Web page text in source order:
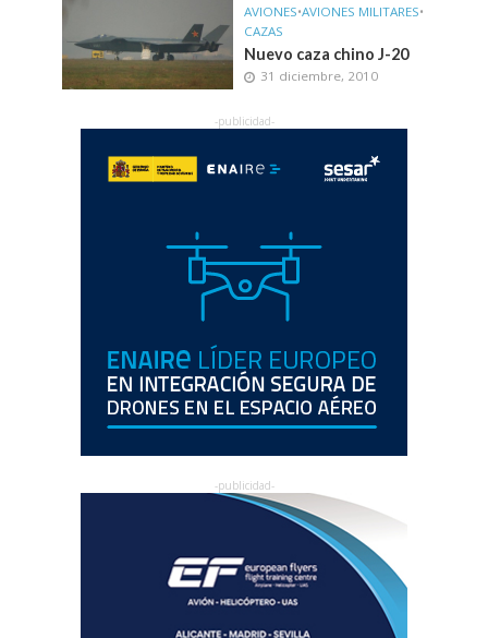
AVIONES•AVIONES MILITARES•
CAZAS
Nuevo caza chino J-20
31 diciembre, 2010